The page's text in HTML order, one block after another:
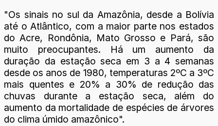
"Os sinais no sul da Amazônia, desde a Bolívia
até o Atlântico, com a maior parte nos estados
do Acre, Rondônia, Mato Grosso e Pará, são
muito preocupantes. Há um aumento da
duração da estação seca em 3 a 4 semanas
desde os anos de 1980, temperaturas 2ºC a 3ºC
mais quentes e 20% a 30% de redução das
chuvas durante a estação seca, além do
aumento da mortalidade de espécies de árvores
do clima úmido amazônico".